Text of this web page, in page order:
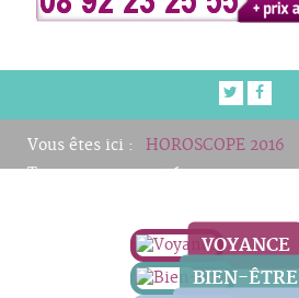
Vous êtes ici : HOROSCOPE 2016
Taureau - aout 2016
VOYANCE
BIEN-ÊTRE